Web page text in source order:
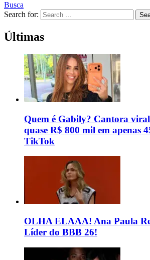
Busca
Search for:
Últimas
Quem é Gabily? Cantora
quase R$ 800 mil em apenas
TikTok
OLHA ELAAA! Ana Paula
Líder do BBB 26!